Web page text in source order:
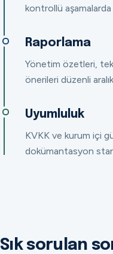
kontrollü
Raporlama
Yönetim özetleri,
önerileri düzenli
Uyumluluk
KVKK ve kurum içi
dokümantasyon
Sık sorulan